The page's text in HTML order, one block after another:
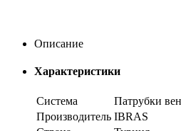
Описание
Характеристики
Система
Патрубки
Производитель IBRAS